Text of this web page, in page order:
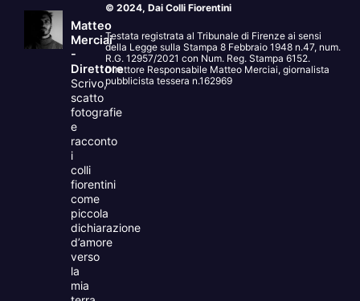
Matteo
Merciai
-
Direttore
Scrivo,
scatto
fotografie
e
racconto
i
colli
fiorentini
come
piccola
dichiarazione
d’amore
verso
la
mia
© 2024, Dai Colli Fiorentini
Testata registrata al Tribunale di Firenze ai sensi
della Legge sulla Stampa 8 Febbraio 1948 n.47, num.
R.G. 12957/2021 con Num. Reg. Stampa 6152.
Direttore Responsabile Matteo Merciai, giornalista
pubblicista tessera n.162969